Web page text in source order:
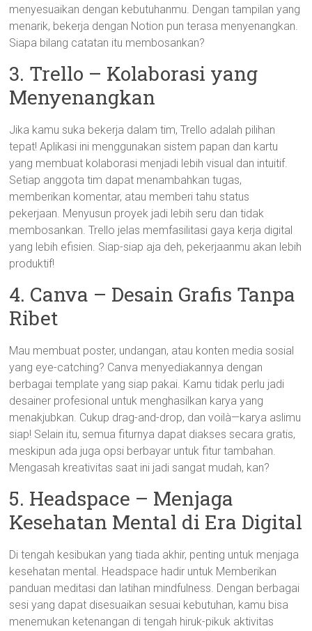
menyesuaikan dengan kebutuhanmu. Dengan tampilan yang
menarik, bekerja dengan Notion pun terasa menyenangkan.
Siapa bilang catatan itu membosankan?
3. Trello – Kolaborasi yang
Menyenangkan
Jika kamu suka bekerja dalam tim, Trello adalah pilihan
tepat! Aplikasi ini menggunakan sistem papan dan kartu
yang membuat kolaborasi menjadi lebih visual dan intuitif.
Setiap anggota tim dapat menambahkan tugas,
memberikan komentar, atau memberi tahu status
pekerjaan. Menyusun proyek jadi lebih seru dan tidak
membosankan. Trello jelas memfasilitasi gaya kerja digital
yang lebih efisien. Siap-siap aja deh, pekerjaanmu akan lebih
produktif!
4. Canva – Desain Grafis Tanpa
Ribet
Mau membuat poster, undangan, atau konten media sosial
yang eye-catching? Canva menyediakannya dengan
berbagai template yang siap pakai. Kamu tidak perlu jadi
desainer profesional untuk menghasilkan karya yang
menakjubkan. Cukup drag-and-drop, dan voilà—karya aslimu
siap! Selain itu, semua fiturnya dapat diakses secara gratis,
meskipun ada juga opsi berbayar untuk fitur tambahan.
Mengasah kreativitas saat ini jadi sangat mudah, kan?
5. Headspace – Menjaga
Kesehatan Mental di Era Digital
Di tengah kesibukan yang tiada akhir, penting untuk menjaga
kesehatan mental. Headspace hadir untuk Memberikan
panduan meditasi dan latihan mindfulness. Dengan berbagai
sesi yang dapat disesuaikan sesuai kebutuhan, kamu bisa
menemukan ketenangan di tengah hiruk-pikuk aktivitas